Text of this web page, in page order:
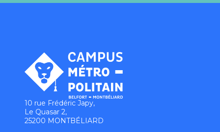
10 rue Frédéric Japy,
Le Quasar 2,
25200 MONTBÉLIARD